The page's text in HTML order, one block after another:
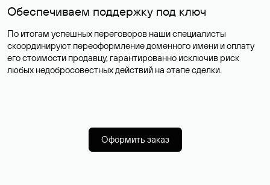
Обеспечиваем поддержку под ключ
По итогам успешных переговоров наши специалисты
скоординируют переоформление доменного имени и оплату
его стоимости продавцу, гарантированно исключив риск
любых недобросовестных действий на этапе сделки.
Оформить заказ